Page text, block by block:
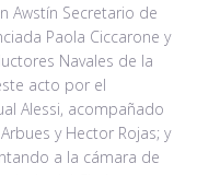
Awstín Secretario de
Paola Ciccarone y
Navales de la
acto por el
Alessi, acompañado
y Hector Rojas; y
a la cámara de